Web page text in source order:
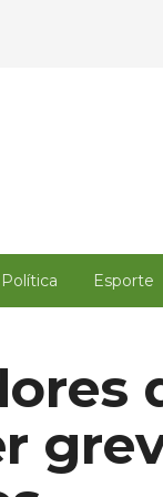
Política Esporte